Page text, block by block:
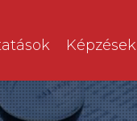
Képzések